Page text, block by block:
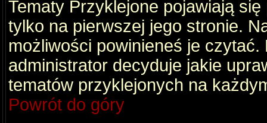
Tematy Przyklejone pojawiają
tylko na pierwszej jego stronie.
możliwości powinieneś je czytać.
administrator decyduje jakie
tematów przyklejonych na
Powrót do góry